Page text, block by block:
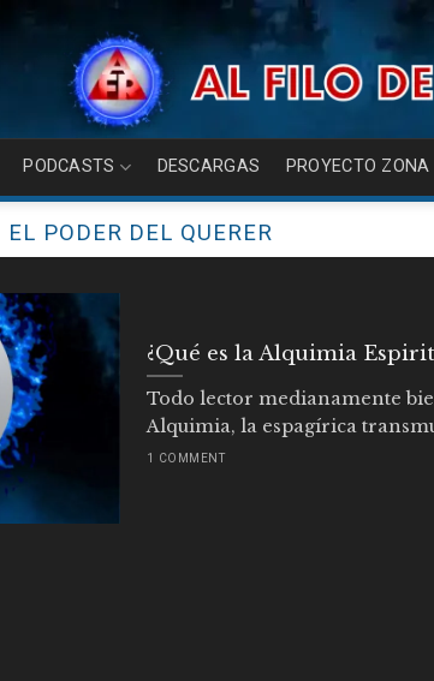
PODCASTS DESCARGAS PROYECTO ZONA
EL PODER DEL QUERER
¿Qué es la Alquimia
Todo lector medianamente
Alquimia, la espagírica
1 COMMENT